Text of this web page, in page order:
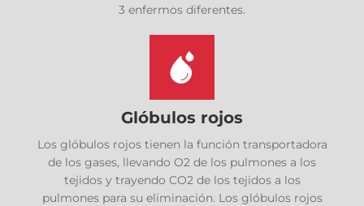
3 enfermos diferentes.
Glóbulos rojos
Los glóbulos rojos tienen la función transportadora
de los gases, llevando O2 de los pulmones a los
tejidos y trayendo CO2 de los tejidos a los
pulmones para su eliminación. Los glóbulos rojos